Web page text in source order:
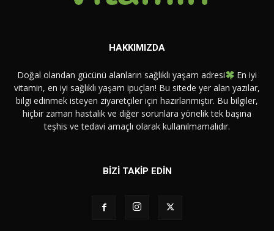
HAKKIMIZDA
Doğal olandan gücünü alanların sağlıklı yaşam adresi
En iyi
vitamin, en iyi sağlıklı yaşam ipuçları! Bu sitede yer alan yazılar,
bilgi edinmek isteyen ziyaretçiler için hazırlanmıştır. Bu bilgiler,
hiçbir zaman hastalık ve diğer sorunlara yönelik tek başına
teşhis ve tedavi amaçlı olarak kullanılmamalıdır.
BİZİ TAKİP EDİN